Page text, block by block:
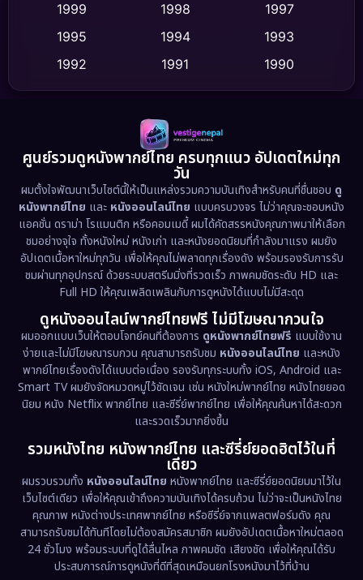
Dance เต้น (10)
Detective สืบสวน (62)
Disaster (13)
Disney+ (5)
Documentary สารคดี (94)
Drama ดราม่า (1,513)
Dystopian (17)
Emotional (61)
Epic มหากาพย์ (227)
Erotic (36)
Family ครอบครัว (375)
Fantasy จินตนาการ (338)
Fiction (9)
Film (57)
1999
1998
1997
1995
1994
1993
1992
1991
1990
1989
1988
1986
1983
1978
1974
1962
ศูนย์รวมดูหนังพากย์ไทย ครบทุกแนว อัปเดตใหม่ทุก
วัน
ผมตั้งใจพัฒนาเว็บไซต์นี้ให้เป็นแหล่งรวมความบันเทิงสำหรับคนที่ชื่นชอบ ดู
หนังพากย์ไทย และ หนังออนไลน์ไทย แบบครบวงจร ไม่ว่าคุณจะชอบหนัง
แอคชั่น ดราม่า โรแมนติก หรือคอมเมดี้ ผมได้คัดสรรหนังคุณภาพมาให้เลือก
ชมอย่างจุใจ ทั้งหนังใหม่ หนังเก่า และหนังยอดนิยมที่กำลังมาแรง ผมยัง
อัปเดตเนื้อหาใหม่ทุกวัน เพื่อให้คุณไม่พลาดทุกเรื่องดัง พร้อมรองรับการรับ
ชมผ่านทุกอุปกรณ์ ด้วยระบบสตรีมมิ่งที่รวดเร็ว ภาพคมชัดระดับ HD และ
Full HD ให้คุณเพลิดเพลินกับการดูหนังได้แบบไม่มีสะดุด
ดูหนังออนไลน์พากย์ไทยฟรี ไม่มีโฆษณากวนใจ
ผมออกแบบเว็บให้ตอบโจทย์คนที่ต้องการ ดูหนังพากย์ไทยฟรี แบบใช้งาน
ง่ายและไม่มีโฆษณารบกวน คุณสามารถรับชม หนังออนไลน์ไทย และหนัง
พากย์ไทยเรื่องดังได้แบบต่อเนื่อง รองรับทุกระบบทั้ง iOS, Android และ
Smart TV ผมยังจัดหมวดหมู่ไว้ชัดเจน เช่น หนังใหม่พากย์ไทย หนังไทยยอด
นิยม หนัง Netflix พากย์ไทย และซีรี่ย์พากย์ไทย เพื่อให้คุณค้นหาได้สะดวก
และรวดเร็วมากยิ่งขึ้น
รวมหนังไทย หนังพากย์ไทย และซีรี่ย์ยอดฮิตไว้ในที่
เดียว
ผมรวบรวมทั้ง หนังออนไลน์ไทย หนังพากย์ไทย และซีรี่ย์ยอดนิยมมาไว้ใน
เว็บไซต์เดียว เพื่อให้คุณเข้าถึงความบันเทิงได้ครบถ้วน ไม่ว่าจะเป็นหนังไทย
คุณภาพ หนังต่างประเทศพากย์ไทย หรือซีรี่ย์จากแพลตฟอร์มดัง คุณ
สามารถรับชมได้ทันทีโดยไม่ต้องสมัครสมาชิก ผมยังอัปเดตเนื้อหาใหม่ตลอด
24 ชั่วโมง พร้อมระบบที่ดูได้ลื่นไหล ภาพคมชัด เสียงชัด เพื่อให้คุณได้รับ
ประสบการณ์การดูหนังที่ดีที่สุดเหมือนยกโรงหนังมาไว้ที่บ้าน